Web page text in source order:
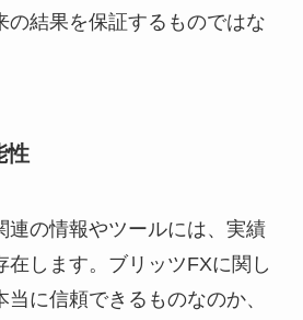
の結果を保証するものではな
性
連の情報やツールには、実績
在します。ブリッツFXに関し
に信頼できるものなのか、